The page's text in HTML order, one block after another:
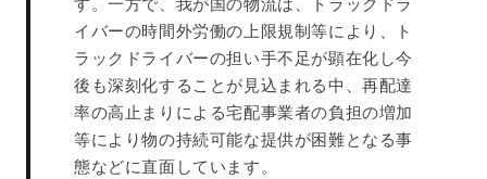
イバーの時間外労働の上限規制等により、ト
ラックドライバーの担い手不足が顕在化し今
後も深刻化することが見込まれる中、再配達
率の高止まりによる宅配事業者の負担の増加
等により物の持続可能な提供が困難となる事
態などに直面しています。